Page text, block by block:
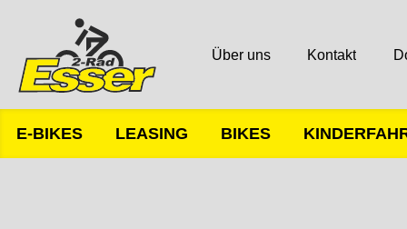
Über uns Kontakt
E-BIKES LEASING BIKES